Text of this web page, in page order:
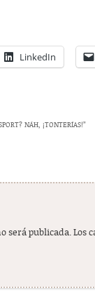
LinkedIn
NÁH, ¡TONTERÍAS!”
será publicada. Los